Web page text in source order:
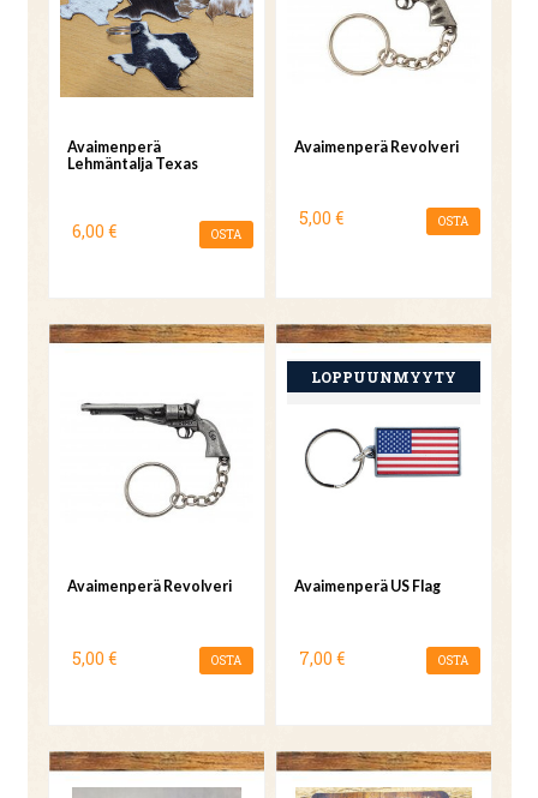
Avaimenperä
Lehmäntalja Texas
6,00 € OSTA
Avaimenperä Revolveri
5,00 € OSTA
Avaimenperä Revolveri
5,00 € OSTA
Avaimenperä US Flag
7,00 € OSTA